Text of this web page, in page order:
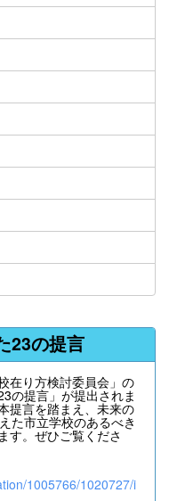
23の提言
在り方検討委員会」の
の提言」が提出されま
提言を踏まえ、未来の
た市立学校のあるべき
す。ぜひご覧くださ
1005766/1020727/i